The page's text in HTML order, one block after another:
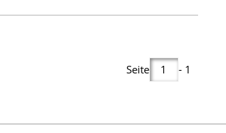
Seite - 1